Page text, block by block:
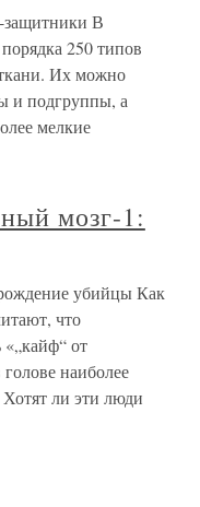
защитники В
250 типов
Их можно
и подгруппы, а
мелкие
мозг-1:
убийцы Как
что
от
наиболее
ли эти люди